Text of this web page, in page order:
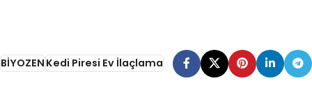
BİYOZENKedi Piresi Ev İlaçlama